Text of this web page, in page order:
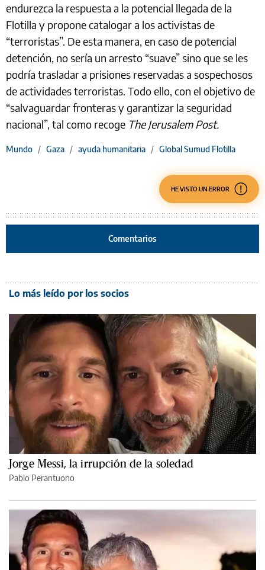
endurezca la respuesta a la potencial llegada de la
Flotilla y propone catalogar a los activistas de
“terroristas”. De esta manera, en caso de potencial
detención, no sería un arresto “suave” sino que se les
podría trasladar a prisiones reservadas a sospechosos
de actividades terroristas. Todo ello, con el objetivo de
“salvaguardar fronteras y garantizar la seguridad
nacional”, tal como recoge The Jerusalem Post.
Mundo / Gaza / ayuda humanitaria / Global Sumud Flotilla
HE VISTO UN ERROR
Comentarios
Lo más leído por los socios
Jorge Messi, la irrupción de la soledad
Pablo Perantuono